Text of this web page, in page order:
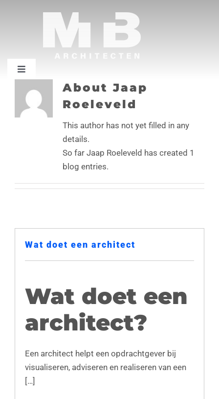
Toggle
Home
Contact
AboutJaap
Roeleveld
This author has not yet filled in any
details.
So far Jaap Roeleveld has created 1
blog entries.
Wat doet een architect
Wat doet een
architect?
Een architect helpt een opdrachtgever bij
visualiseren, adviseren en realiseren van een
[…]